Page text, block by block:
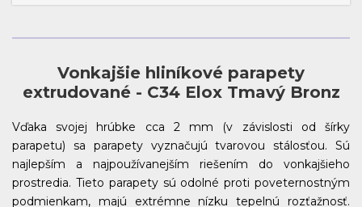
Vonkajšie hliníkové parapety
extrudované - C34 Elox Tmavý Bronz
Vďaka svojej hrúbke cca 2 mm (v závislosti od šírky
parapetu) sa parapety vyznačujú tvarovou stálosťou. Sú
najlepším a najpoužívanejším riešením do vonkajšieho
prostredia. Tieto parapety sú odolné proti poveternostným
podmienkam, majú extrémne nízku tepelnú rozťažnosť.